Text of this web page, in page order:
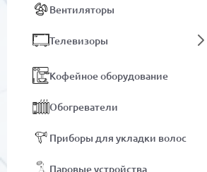
Вентиляторы
Телевизоры
Кофейное оборудование
Обогреватели
Приборы для укладки волос
Паровые устройства